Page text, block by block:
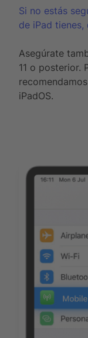
Si no estás
de iPad tienes,
Asegúrate
11 o posterior.
iPadOS.